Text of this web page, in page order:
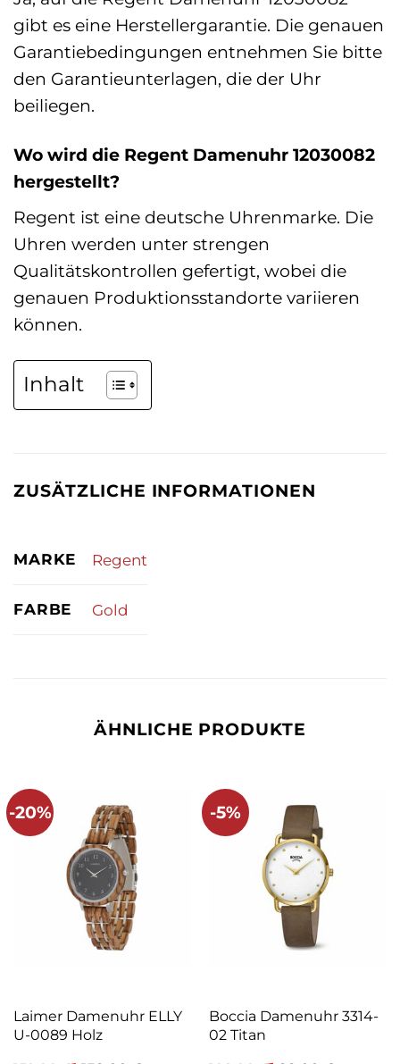
gibt es eine Herstellergarantie. Die genauen
Garantiebedingungen entnehmen Sie bitte
den Garantieunterlagen, die der Uhr
beiliegen.
Wo wird die Regent Damenuhr 12030082
hergestellt?
Regent ist eine deutsche Uhrenmarke. Die
Uhren werden unter strengen
Qualitätskontrollen gefertigt, wobei die
genauen Produktionsstandorte variieren
können.
Inhalt
ZUSÄTZLICHE INFORMATIONEN
MARKE Regent
FARBE Gold
ÄHNLICHE PRODUKTE
-20%
Laimer Damenuhr ELLY
U-0089 Holz
-5%
Boccia Damenuhr 3314-
02 Titan